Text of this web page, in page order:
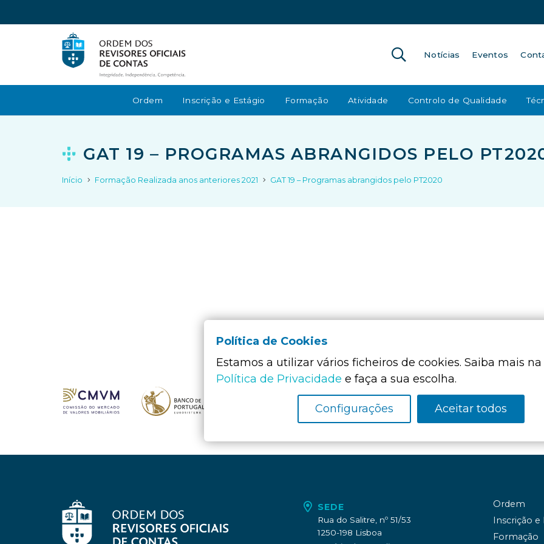
Notícias Eventos
Ordem Inscrição e Estágio Formação Atividade Controlo de Qualidade
GAT 19 – PROGRAMAS ABRANGIDOS PELO
Início Formação Realizada anos anteriores 2021 GAT 19 – Programas abrangidos pelo PT2020
Membro
SEDE
Rua do Salitre, nº 51/53
1250-198 Lisboa
Ordem
Inscrição e
Formação
Política de Cookies
Estamos a utilizar vários ficheiros de cookies. Saiba mais na
Política de Privacidade e faça a sua escolha.
Configurações Aceitar todos